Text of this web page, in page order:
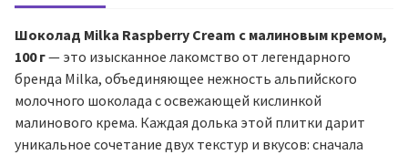
Шоколад Milka Raspberry Cream с малиновым кремом,
100 г— это изысканное лакомство от легендарного
бренда Milka, объединяющее нежность альпийского
молочного шоколада с освежающей кислинкой
малинового крема. Каждая долька этой плитки дарит
уникальное сочетание двух текстур и вкусов: сначала